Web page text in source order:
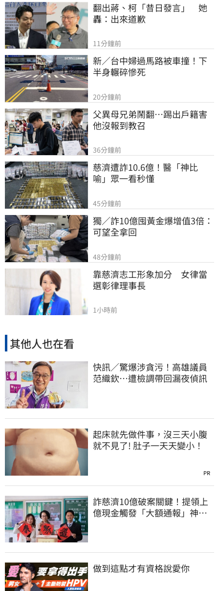
翻出蔣、柯「昔日發言」　她
轟：出來道歉
11分鐘前
新／台中婦過馬路被車撞！下
半身輾碎慘死
20分鐘前
父異母兄弟鬧翻…踢出戶籍害
他沒報到教召
36分鐘前
慈濟遭詐10.6億！醫「神比
喻」眾一看秒懂
45分鐘前
獨／詐10億囤黃金爆增值3倍：
可望全拿回
48分鐘前
靠慈濟志工形象加分　女律當
選彰律理事長
1小時前
其他人也在看
快訊／驚爆涉貪污！高雄議員
范織欽…遭檢調帶回漏夜偵訊
起床就先做件事，沒三天小腹
就不見了! 肚子一天天變小！
PR
詐慈濟10億破案關鍵！提領上
億現金觸發「大額通報」神鬼
做到這點才有資格說愛你